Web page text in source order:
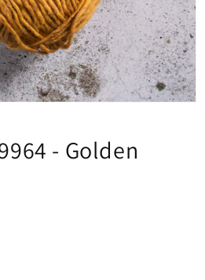
- Golden